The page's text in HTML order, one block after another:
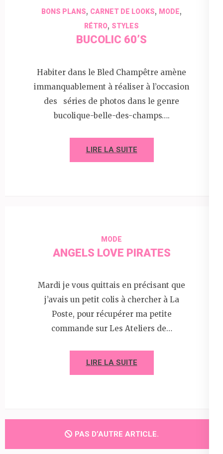
BONS PLANS, CARNET DE LOOKS, MODE,
RÉTRO, STYLES
BUCOLIC 60’S
Habiter dans le Bled Champêtre amène
immanquablement à réaliser à l’occasion
des séries de photos dans le genre
bucolique-belle-des-champs….
LIRE LA SUITE
MODE
ANGELS LOVE PIRATES
Mardi je vous quittais en précisant que
j’avais un petit colis à chercher à La
Poste, pour récupérer ma petite
commande sur Les Ateliers de…
LIRE LA SUITE
PAS D’AUTRE ARTICLE.